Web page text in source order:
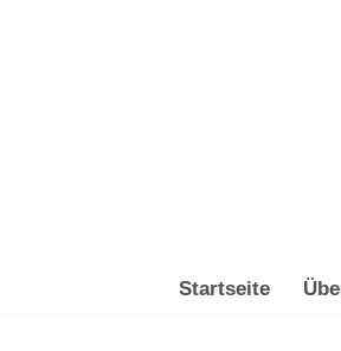
Startseite